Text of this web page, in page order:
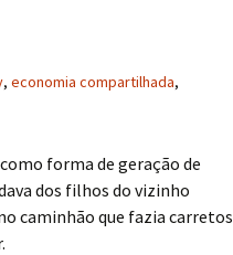
, economia compartilhada,
forma de geração de
dos filhos do vizinho
caminhão que fazia carretos